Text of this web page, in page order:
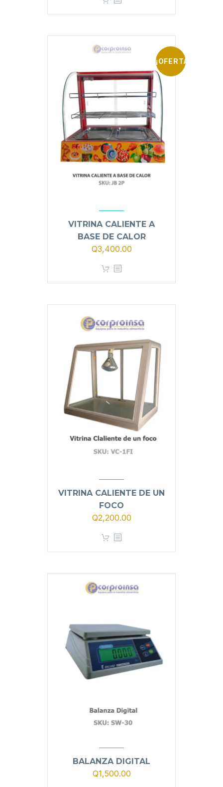
¡OFERTA!
VITRINA CALIENTE A
BASE DE CALOR
El
original
era:
Q3,400.00El
es:
VITRINA CALIENTE DE UN
FOCO
Q2,200.00
BALANZA DIGITAL
Q1,500.00